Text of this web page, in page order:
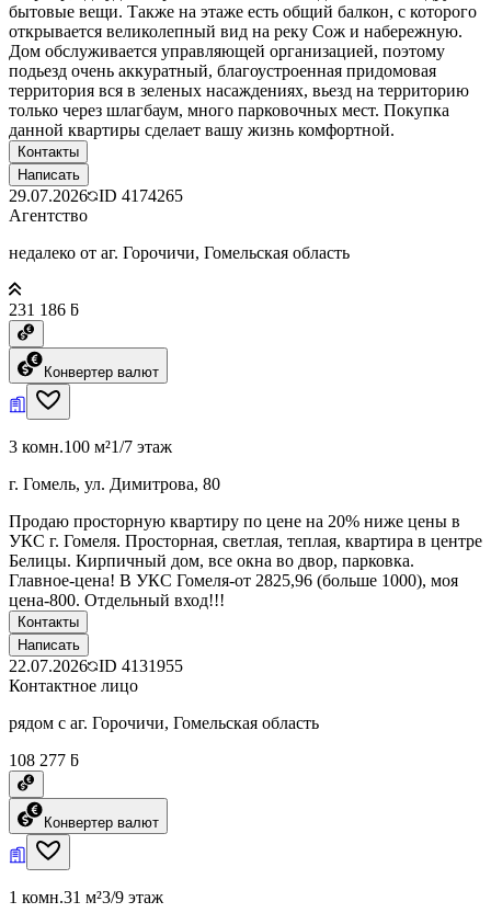
бытовые вещи. Также на этаже есть общий балкон, с которого
открывается великолепный вид на реку Сож и набережную.
Дом обслуживается управляющей организацией, поэтому
подьезд очень аккуратный, благоустроенная придомовая
территория вся в зеленых насаждениях, вьезд на территорию
только через шлагбаум, много парковочных мест. Покупка
данной квартиры сделает вашу жизнь комфортной.
Контакты
Написать
29.07.2026 ID 4174265
Агентство
недалеко от аг. Горочичи, Гомельская область
231 186 ƃ
Конвертер валют
3 комн.100 м²1/7 этаж
г. Гомель, ул. Димитрова, 80
Продаю просторную квартиру по цене на 20% ниже цены в
УКС г. Гомеля. Просторная, светлая, теплая, квартира в центре
Белицы. Кирпичный дом, все окна во двор, парковка.
Главное-цена! В УКС Гомеля-от 2825,96 (больше 1000), моя
цена-800. Отдельный вход!!!
Контакты
Написать
22.07.2026 ID 4131955
Контактное лицо
рядом с аг. Горочичи, Гомельская область
108 277 ƃ
Конвертер валют
1 комн.31 м²3/9 этаж